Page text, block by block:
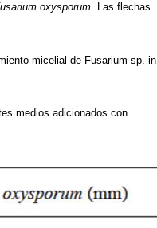
oxysporum. Las flechas
micelial de Fusarium sp. in
medios adicionados con